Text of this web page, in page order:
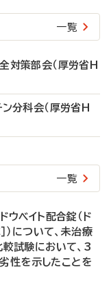
一覧
対策部会（厚労省H
分科会（厚労省H
一覧
ウベイト配合錠（ド
について、未治療
試験において、3
を示したことを